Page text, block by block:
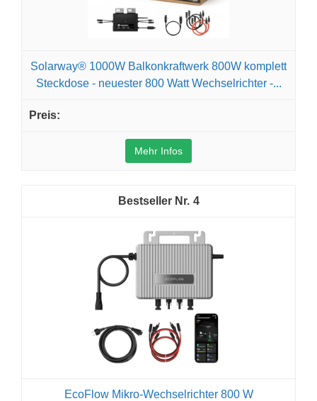
Solarway® 1000W Balkonkraftwerk 800W komplett
Steckdose - neuester 800 Watt Wechselrichter -...
Mehr Infos
4
EcoFlow Mikro-Wechselrichter 800 W